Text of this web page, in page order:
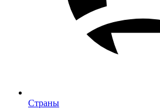
Страны